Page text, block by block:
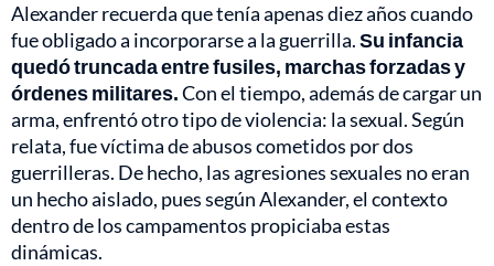
Alexander recuerda que tenía apenas diez años cuando
fue obligado a incorporarse a la guerrilla.Su infancia
quedó truncada entre fusiles, marchas forzadas y
órdenes militares.Con el tiempo, además de cargar un
arma, enfrentó otro tipo de violencia: la sexual. Según
relata, fue víctima de abusos cometidos por dos
guerrilleras. De hecho, las agresiones sexuales no eran
un hecho aislado, pues según Alexander, el contexto
dentro de los campamentos propiciaba estas
dinámicas.